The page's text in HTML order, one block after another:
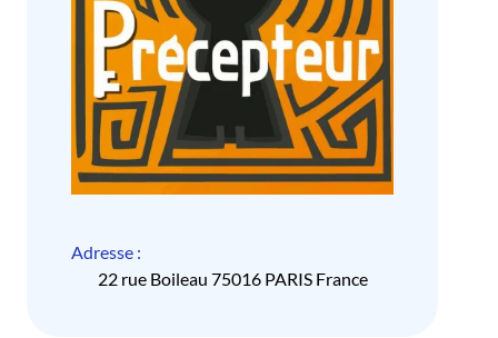
Adresse :
22 rue Boileau 75016 PARIS France